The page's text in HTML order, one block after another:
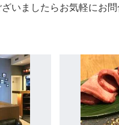
いましたらお気軽にお問